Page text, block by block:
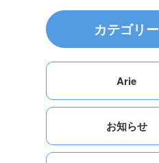
カテゴリー
Arie
お知らせ